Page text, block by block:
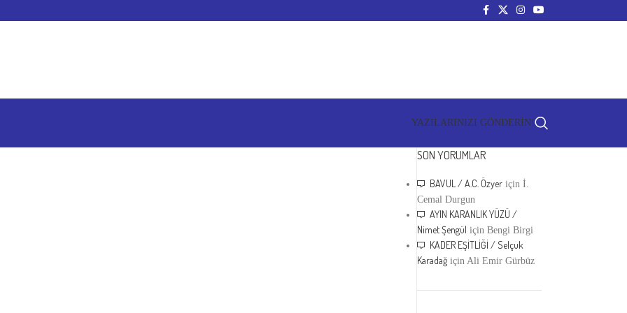
YAZILARINIZI GÖNDERİN!
SON YORUMLAR
BAVUL / A.C. Özyer içinİ.
Cemal Durgun
AYIN KARANLIK YÜZÜ /
Nimet Şengül içinBengi Birgi
KADER EŞİTLİĞİ / Selçuk
Karadağ içinAli Emir Gürbüz